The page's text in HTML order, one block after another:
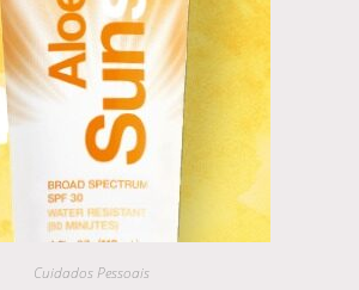
Cuidados Pessoais